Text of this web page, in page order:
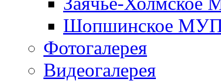
Шопшинское
Фотогалерея
Видеогалерея